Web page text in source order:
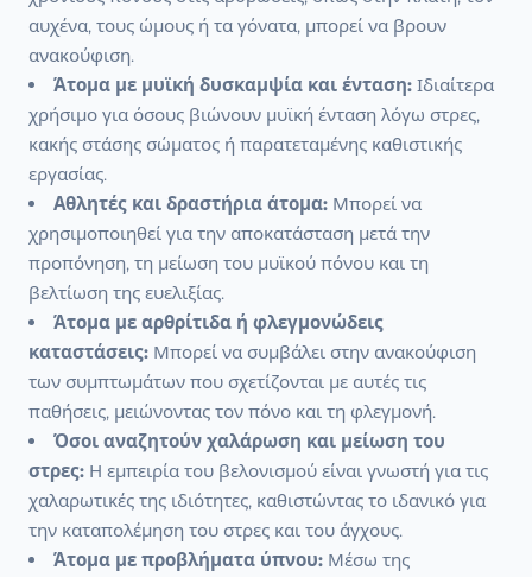
αυχένα, τους ώμους ή τα γόνατα, μπορεί να βρουν
ανακούφιση.
Άτομα με μυϊκή δυσκαμψία και ένταση: Ιδιαίτερα
χρήσιμο για όσους βιώνουν μυϊκή ένταση λόγω στρες,
κακής στάσης σώματος ή παρατεταμένης καθιστικής
εργασίας.
Αθλητές και δραστήρια άτομα: Μπορεί να
χρησιμοποιηθεί για την αποκατάσταση μετά την
προπόνηση, τη μείωση του μυϊκού πόνου και τη
βελτίωση της ευελιξίας.
Άτομα με αρθρίτιδα ή φλεγμονώδεις
καταστάσεις: Μπορεί να συμβάλει στην ανακούφιση
των συμπτωμάτων που σχετίζονται με αυτές τις
παθήσεις, μειώνοντας τον πόνο και τη φλεγμονή.
Όσοι αναζητούν χαλάρωση και μείωση του
στρες: Η εμπειρία του βελονισμού είναι γνωστή για τις
χαλαρωτικές της ιδιότητες, καθιστώντας το ιδανικό για
την καταπολέμηση του στρες και του άγχους.
Άτομα με προβλήματα ύπνου: Μέσω της